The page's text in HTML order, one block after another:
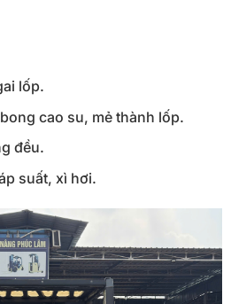
lốp.
cao su, mẻ thành lốp.
đều.
suất, xì hơi.